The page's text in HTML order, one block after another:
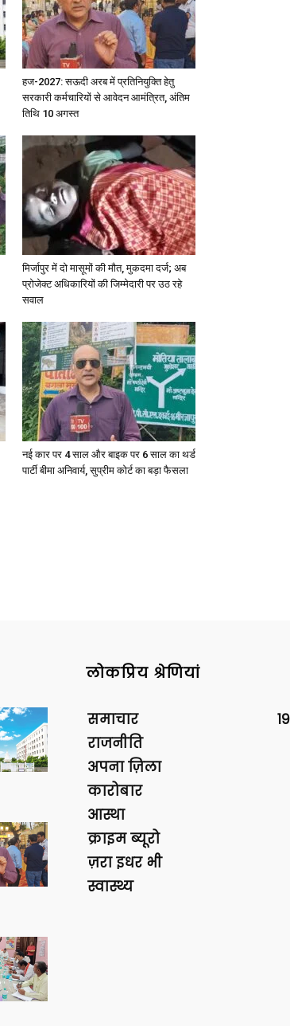
हज-2027: सऊदी अरब में प्रतिनियुक्ति हेतु
सरकारी कर्मचारियों से आवेदन आमंत्रित, अंतिम
तिथि 10 अगस्त
मिर्जापुर में दो मासूमों की मौत, मुकदमा दर्ज; अब
प्रोजेक्ट अधिकारियों की जिम्मेदारी पर उठ रहे
सवाल
नई कार पर 4 साल और बाइक पर 6 साल का थर्ड
पार्टी बीमा अनिवार्य, सुप्रीम कोर्ट का बड़ा फैसला
लोकप्रिय श्रेणियां
समाचार
राजनीति
अपना ज़िला
कारोबार
आस्था
क्राइम ब्यूरो
ज़रा इधर भी
स्वास्थ्य